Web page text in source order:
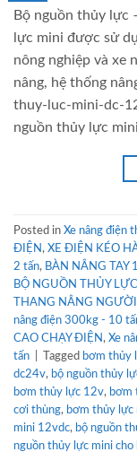
Bộ nguồn thủy lực
lực mini được sử
nông nghiệp và xe
nâng, hệ thống
thuy-luc-mini-dc-
nguồn thủy lực
Posted in Xe nâng điện
ĐIỆN , XE ĐIỆN KÉO
2 tấn, BÀN NÂNG
BỘ NGUỒN THỦY
THANG NÂNG
nâng điện 300kg - 10
CAO CHẠY ĐIỆN , Xe
tấn
Tagged bơm thủy
dc24v, bộ nguồn thủy
bơm thủy lực 12v, bơm
cơi thùng, bơm thủy lực
mini 12vdc, bộ nguồn
nguồn thủy lực mini cho